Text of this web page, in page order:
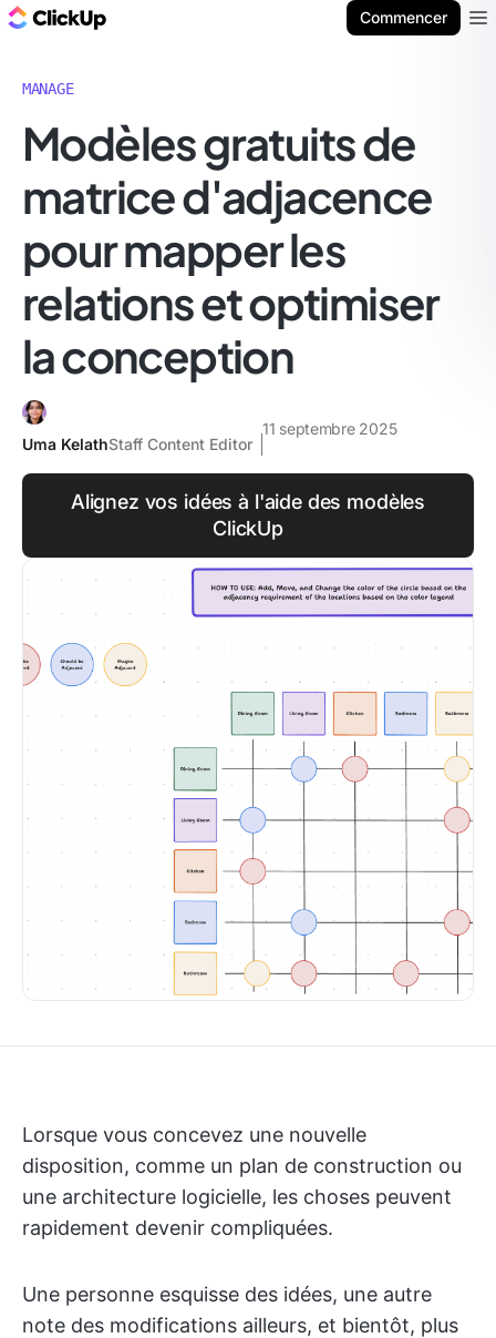
Commencer
MANAGE
Modèles gratuits de
matrice d'adjacence
pour mapper les
relations et optimiser
la conception
Uma KelathStaff Content Editor
11 septembre 2025
Alignez vos idées à l'aide des modèles
ClickUp
Lorsque vous concevez une nouvelle
disposition, comme un plan de construction ou
une architecture logicielle, les choses peuvent
rapidement devenir compliquées.
Une personne esquisse des idées, une autre
note des modifications ailleurs, et bientôt, plus